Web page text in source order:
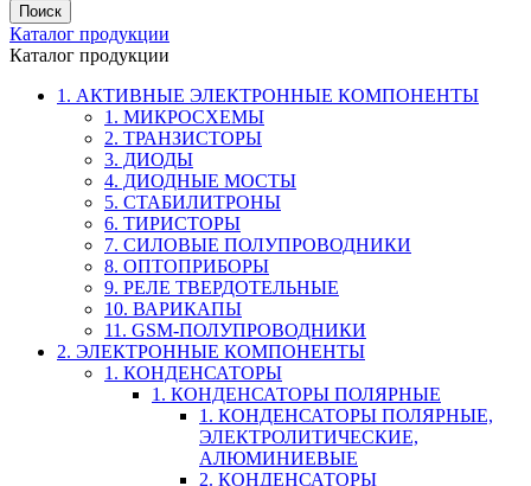
Каталог продукции
Каталог продукции
1. АКТИВНЫЕ ЭЛЕКТРОННЫЕ КОМПОНЕНТЫ
1. МИКРОСХЕМЫ
2. ТРАНЗИСТОРЫ
3. ДИОДЫ
4. ДИОДНЫЕ МОСТЫ
5. СТАБИЛИТРОНЫ
6. ТИРИСТОРЫ
7. СИЛОВЫЕ ПОЛУПРОВОДНИКИ
8. ОПТОПРИБОРЫ
9. РЕЛЕ ТВЕРДОТЕЛЬНЫЕ
10. ВАРИКАПЫ
11. GSM-ПОЛУПРОВОДНИКИ
2. ЭЛЕКТРОННЫЕ КОМПОНЕНТЫ
1. КОНДЕНСАТОРЫ
1. КОНДЕНСАТОРЫ ПОЛЯРНЫЕ
1. КОНДЕНСАТОРЫ ПОЛЯРНЫЕ,
ЭЛЕКТРОЛИТИЧЕСКИЕ,
АЛЮМИНИЕВЫЕ
2. КОНДЕНСАТОРЫ